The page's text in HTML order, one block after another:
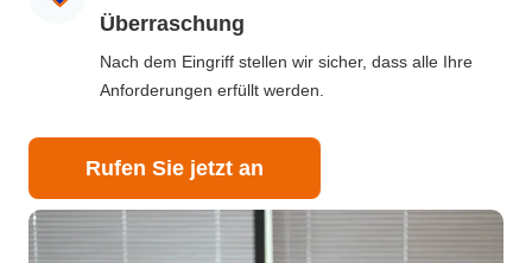
Überraschung
Nach dem Eingriff stellen wir sicher, dass alle Ihre
Anforderungen erfüllt werden.
Rufen Sie jetzt an